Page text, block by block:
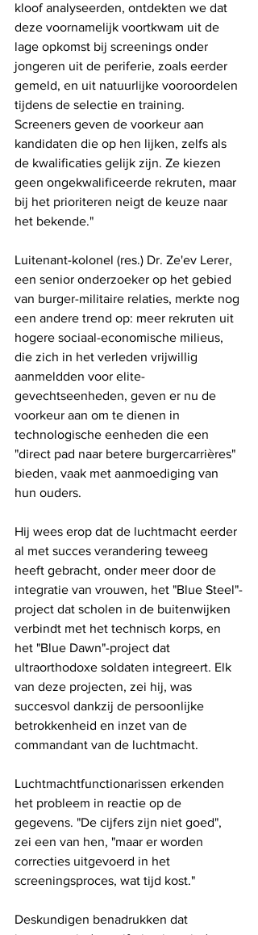
kloof analyseerden, ontdekten we dat
deze voornamelijk voortkwam uit de
lage opkomst bij screenings onder
jongeren uit de periferie, zoals eerder
gemeld, en uit natuurlijke vooroordelen
tijdens de selectie en training.
Screeners geven de voorkeur aan
kandidaten die op hen lijken, zelfs als
de kwalificaties gelijk zijn. Ze kiezen
geen ongekwalificeerde rekruten, maar
bij het prioriteren neigt de keuze naar
het bekende."
Luitenant-kolonel (res.) Dr. Ze'ev Lerer,
een senior onderzoeker op het gebied
van burger-militaire relaties, merkte nog
een andere trend op: meer rekruten uit
hogere sociaal-economische milieus,
die zich in het verleden vrijwillig
aanmeldden voor elite-
gevechtseenheden, geven er nu de
voorkeur aan om te dienen in
technologische eenheden die een
"direct pad naar betere burgercarrières"
bieden, vaak met aanmoediging van
hun ouders.
Hij wees erop dat de luchtmacht eerder
al met succes verandering teweeg
heeft gebracht, onder meer door de
integratie van vrouwen, het "Blue Steel"-
project dat scholen in de buitenwijken
verbindt met het technisch korps, en
het "Blue Dawn"-project dat
ultraorthodoxe soldaten integreert. Elk
van deze projecten, zei hij, was
succesvol dankzij de persoonlijke
betrokkenheid en inzet van de
commandant van de luchtmacht.
Luchtmachtfunctionarissen erkenden
het probleem in reactie op de
gegevens. "De cijfers zijn niet goed",
zei een van hen, "maar er worden
correcties uitgevoerd in het
screeningsproces, wat tijd kost."
Deskundigen benadrukken dat